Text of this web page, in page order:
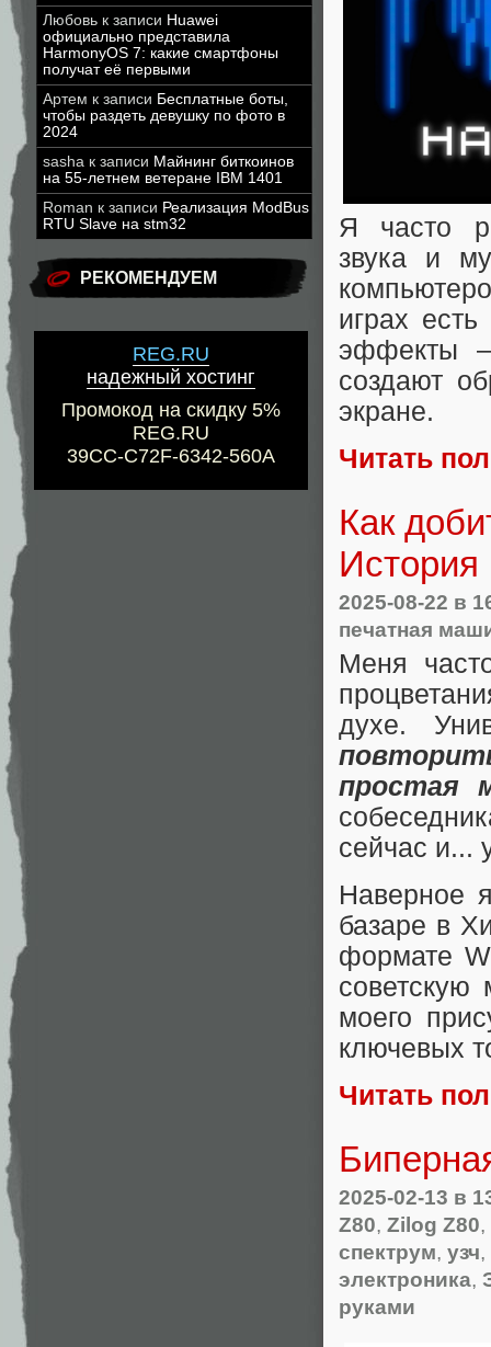
Любовь к записи Huawei
официально представила
HarmonyOS 7: какие смартфоны
получат её первыми
Артем к записи Бесплатные боты,
чтобы раздеть девушку по фото в
2024
sasha к записи Майнинг биткоинов
на 55-летнем ветеране IBM 1401
Roman к записи Реализация ModBus
RTU Slave на stm32
РЕКОМЕНДУЕМ
REG.RU
надежный хостинг
Промокод на скидку 5%
REG.RU
39CC-C72F-6342-560A
Я часто
звука и
играх
эффекты
создают
экране.
Читать
Как
2025-08-22 в
печатная
Меня
духе.
простая
сейчас и...
Наверное
базаре в
формате
моего
ключевых
Читать
2025-02-13 в
Z80, Zilog Z80,
спектрум, узч,
электроника,
руками